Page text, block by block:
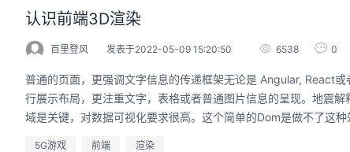
认识前端3D渲染
百里登风 发表于2022-05-09 15:20:50 6538 0
普通的页面，更强调文字信息的传递框架无论是 Angular, React
行展示布局，更注重文字，表格或者普通图片信息的呈现。地震
域是关键，对数据可视化要求很高。这个简单的Dom是做不了这
5G游戏 前端 渲染